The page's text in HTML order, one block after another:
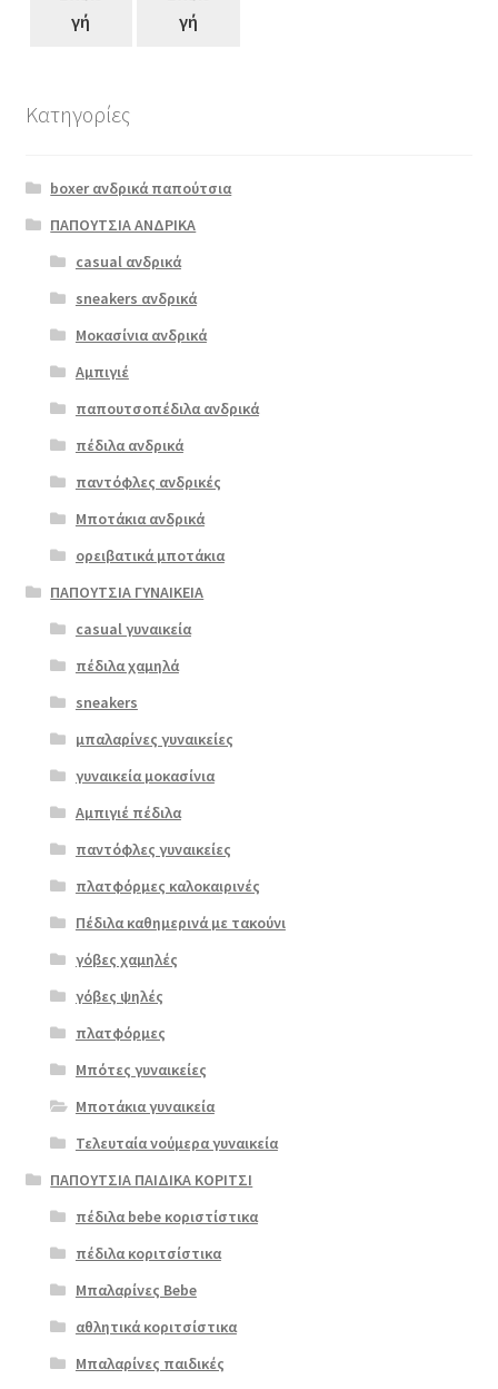
γή
γή
Ragazza
0741 ταμπά
ΠΡΟΣΦΟΡΆ!
89.00
Original
price
€89.00.
€ 72.00Η
τρέχουσα
είναι:
€72.00.
Επιλο
προϊόν
έχει
πολλαπλές
επιλογές
μπορούν
επιλεγούν
στη
σελίδα
προϊόντος
Κατηγορίες
boxer ανδρικά παπούτσια
ΠΑΠΟΥΤΣΙΑ ΑΝΔΡΙΚΑ
casual ανδρικά
sneakers ανδρικά
Μοκασίνια ανδρικά
Αμπιγιέ
παπουτσοπέδιλα ανδρικά
πέδιλα ανδρικά
παντόφλες ανδρικές
Μποτάκια ανδρικά
ορειβατικά μποτάκια
ΠΑΠΟΥΤΣΙΑ ΓΥΝΑΙΚΕΙΑ
casual γυναικεία
πέδιλα χαμηλά
sneakers
μπαλαρίνες γυναικείες
γυναικεία μοκασίνια
Αμπιγιέ πέδιλα
παντόφλες γυναικείες
πλατφόρμες καλοκαιρινές
Πέδιλα καθημερινά με τακούνι
γόβες χαμηλές
γόβες ψηλές
πλατφόρμες
Μπότες γυναικείες
Μποτάκια γυναικεία
Τελευταία νούμερα γυναικεία
ΠΑΠΟΥΤΣΙΑ ΠΑΙΔΙΚΑ ΚΟΡΙΤΣΙ
πέδιλα bebe κοριστίστικα
πέδιλα κοριτσίστικα
Μπαλαρίνες Bebe
αθλητικά κοριτσίστικα
Μπαλαρίνες παιδικές